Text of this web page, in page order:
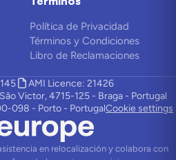
Política de Privacidad
Términos y Condiciones
Libro de Reclamaciones
AMI Licence: 21426
Victor, 4715-125 - Braga - Portugal
098 - Porto - PortugalCookie settings
en relocalización y colabora con